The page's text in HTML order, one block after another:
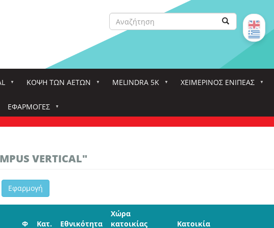
Search
Αναζήτηση Αναζήτηση
ΚΌΨΗ ΤΩΝ ΑΕΤΏΝ MELINDRA 5K ΧΕΙΜΕΡΙΝΟΣ ΕΝΙΠΕΑΣ
ΕΦΑΡΜΟΓΈΣ
VERTICAL"
Εφαρμογή
Φ Κατ. Εθνικότητα
Χώρα
κατοικίας
Κατοικία